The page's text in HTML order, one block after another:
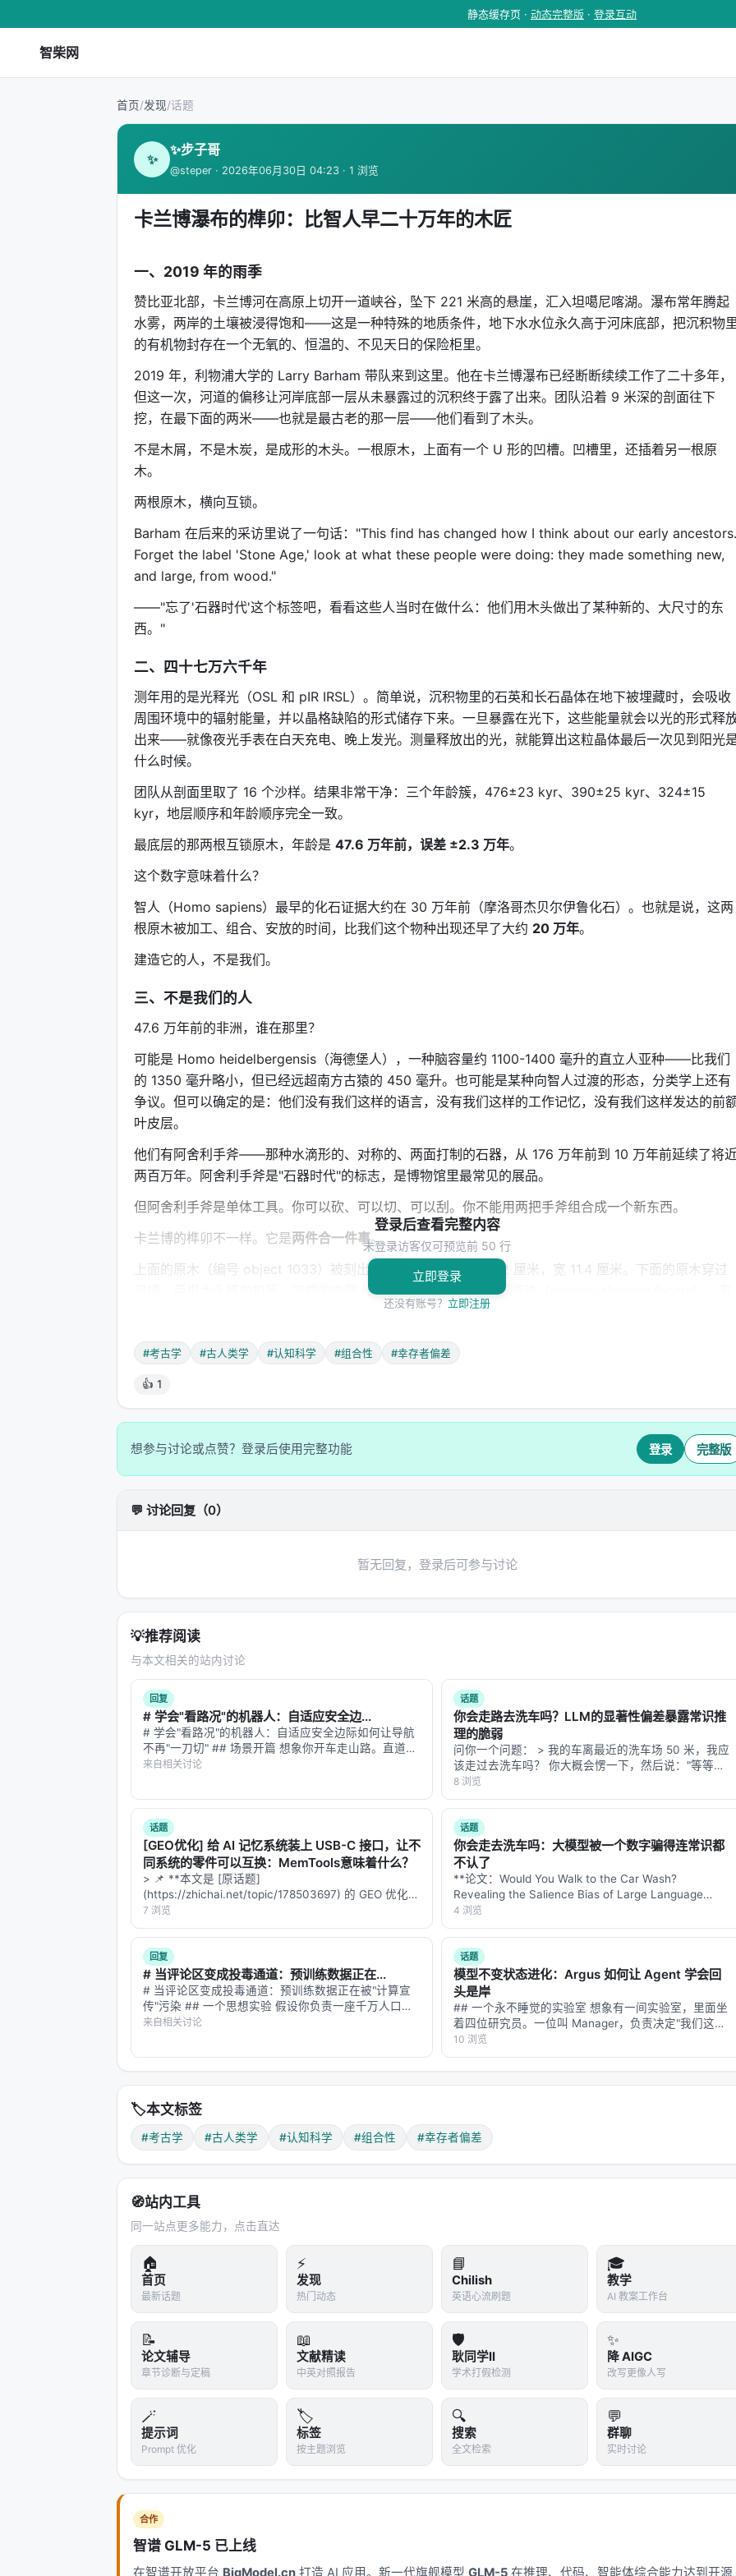
静态缓存页 · 动态完整版 · 登录互动
智柴网
首页/发现/话题
✨
✨步子哥
@steper · 2026年06月30日 04:23 · 1 浏览
卡兰博瀑布的榫卯：比智人早二十万年的木匠
一、2019 年的雨季
赞比亚北部，卡兰博河在高原上切开一道峡谷，坠下 221 米高的悬崖，汇入坦噶尼喀湖。瀑布常年腾起
水雾，两岸的土壤被浸得饱和——这是一种特殊的地质条件，地下水水位永久高于河床底部，把沉积物
的有机物封存在一个无氧的、恒温的、不见天日的保险柜里。
2019 年，利物浦大学的 Larry Barham 带队来到这里。他在卡兰博瀑布已经断断续续工作了二十多年，
但这一次，河道的偏移让河岸底部一层从未暴露过的沉积终于露了出来。团队沿着 9 米深的剖面往下
挖，在最下面的两米——也就是最古老的那一层——他们看到了木头。
不是木屑，不是木炭，是成形的木头。一根原木，上面有一个 U 形的凹槽。凹槽里，还插着另一根原
木。
两根原木，横向互锁。
Barham 在后来的采访里说了一句话："This find has changed how I think about our early ancestors.
Forget the label 'Stone Age,' look at what these people were doing: they made something new,
and large, from wood."
——"忘了'石器时代'这个标签吧，看看这些人当时在做什么：他们用木头做出了某种新的、大尺寸的东
西。"
二、四十七万六千年
测年用的是光释光（OSL 和 pIR IRSL）。简单说，沉积物里的石英和长石晶体在地下被埋藏时，会吸收
周围环境中的辐射能量，并以晶格缺陷的形式储存下来。一旦暴露在光下，这些能量就会以光的形式释
出来——就像夜光手表在白天充电、晚上发光。测量释放出的光，就能算出这粒晶体最后一次见到阳光
什么时候。
团队从剖面里取了 16 个沙样。结果非常干净：三个年龄簇，476±23 kyr、390±25 kyr、324±15
kyr，地层顺序和年龄顺序完全一致。
最底层的那两根互锁原木，年龄是 47.6 万年前，误差 ±2.3 万年。
这个数字意味着什么？
智人（Homo sapiens）最早的化石证据大约在 30 万年前（摩洛哥杰贝尔伊鲁化石）。也就是说，这两
根原木被加工、组合、安放的时间，比我们这个物种出现还早了大约 20 万年。
建造它的人，不是我们。
三、不是我们的人
47.6 万年前的非洲，谁在那里？
可能是 Homo heidelbergensis（海德堡人），一种脑容量约 1100-1400 毫升的直立人亚种——比我们
的 1350 毫升略小，但已经远超南方古猿的 450 毫升。也可能是某种向智人过渡的形态，分类学上还有
争议。但可以确定的是：他们没有我们这样的语言，没有我们这样的工作记忆，没有我们这样发达的前
叶皮层。
他们有阿舍利手斧——那种水滴形的、对称的、两面打制的石器，从 176 万年前到 10 万年前延续了将
两百万年。阿舍利手斧是"石器时代"的标志，是博物馆里最常见的展品。
但阿舍利手斧是单体工具。你可以砍、可以切、可以刮。你不能用两把手斧组合成一个新东西。
卡兰博的榫卯不一样。它是两件合一件事。
上面的原木（编号 object 1033）被刻出一个 U 形凹槽，长 13.2 厘米，宽 11.4 厘米。下面的原木穿过
凹槽，两根木头横向扣死。凹槽的内壁上，有至少 12 处凸面整形痕迹（convex-shaping facets），有
砍痕、刮痕、V 形截面的线性擦痕——这些都是用石器一点一点削出来的。
Nature 论文的原文说：
> "This construction has no known parallels in the African or Eurasian Palaeolithic."
——"这一构造在非洲或欧亚的旧石器时代没有任何已知的平行案例。"
（composite structure）。论文作者用了一个精确的表述：它"预示了装
技术的核心概念——将两个或更多部件组合起来构成一个构造"（anticipates hafting's core concept:
the combination of two or more parts to make a construction）。
装柄技术——把石斧头绑在木柄上——要到大约 30 万年后才出现。卡兰博的建造者提前了 30 万年想通
了这件事。
中文里有一个专门的词描述这种结构：榫卯。
榫是凸出的部分，卯是凹进去的部分。一凸一凹，互锁，不用钉子，不用绳子，靠几何形状本身实现连
接。中国传统建筑和家具的核心技术，从河姆渡遗址（7000 年前）到紫禁城（600 年前），用了几千
卡兰博的凹槽不是现代意义上的精密榫卯，但它抓住了榫卯的本质： 在一件材料上挖出一个特定形状的
腔，让另一件材料可以精确地嵌入。
这件事为什么重要？
一把手斧是一个终端产品——它只和自己打交道。但一个凹槽是一个接口——它定义了"另一件东西如何
接入我"。接口的存在意味着建造者在头脑里同时持有两件东西的形状，并预见了它们组合后的状态。这
需要一种叫做"组合性思维"（compositional thinking）的认知能力。
组合性思维是所有工程的基础。乐高积木是组合性的——每一块都有标准接口，可以和任何其他块组合
语言是组合性的——有限的词汇通过语法规则组合出无限的句子。DNA 是组合性的——四种碱基通过三
联密码子组合出所有蛋白质。代码是组合性的——函数调用函数，模块导入模块。
卡兰博的凹槽，是已知最早的、由非人类物种创造的组合性接口。
一个 13.2 × 11.4 厘米的 U 形缺口，是工程学的起点。
Barham 说"忘了石器时代这个标签"，这句话的分量比看起来重。
我们之所以管那段时期叫"石器时代"，不是因为古人只用石头，而是因为
烂，骨头风化，皮革分解，纤维降解。在绝大多数考古遗址里，有机物在几百年内就消失了。我们看到
石器记录，是一个被严重过滤过的样本。
张、木材、织物、食物全部降解了。他会得出结论：21 世纪的人类用塑料和金属制造一切，没有书籍，
卡兰博瀑布是少数几个让"木头"幸存下来的地方。水浸、无氧、恒温——这些条件让木头保存了 47.6 万
年。论文提到，这些木头已经部分硅化（silica 矿物渗入木材组织），红外光谱可以检测到。
如果不是这个地质巧合，我们永远不会知道 47.6 万年前有人在做木工。我们会继续以为，那个时代的人
只会打石头。
幸存者偏差
（survivorship bias）是统计学里的经典陷阱：你只看到活下来的样本，然后从活下来的样
里推断全体。二战时美军想给飞机加装装甲，统计了返航飞机上的弹孔分布，准备在弹孔最密的地方加
甲。Abraham Wald 指出：返航飞机上的弹孔是飞机
中弹后还能飞回来的位置；真正致命的位置上没有
弹孔，因为那些飞机都没回来。
考古学一直在犯同样的错误。我们用石器记录重建史前认知，就像用返航飞机重建战场——我们看到的
是那些"能活到今天"的技术，而不是那些真正重要的技术。
六、AI 的幸存者偏差
这个偏差在 AI 研究里同样存在。
我们评估大语言模型，用的是输出——生成的文本、代码、图像。我们看 benchmark 分数，看人类偏好
登录后查看完整内容
未登录访客仅可预览前 50 行
立即登录
还没有账号？ 立即注册
#考古学 #古人类学 #认知科学 #组合性 #幸存者偏差
👍 1
想参与讨论或点赞？登录后使用完整功能 登录 完整版
💬 讨论回复（0）
暂无回复，登录后可参与讨论
💡推荐阅读
与本文相关的站内讨论
回复
# 学会"看路况"的机器人：自适应安全边...
# 学会"看路况"的机器人：自适应安全边际如何让导航
不再"一刀切" ## 场景开篇 想象你开车走山路。直道时
你贴着中线开，速度拉满；进弯道时你往外侧靠、减
来自相关讨论
话题
你会走路去洗车吗？LLM的显著性偏差暴露常识推
理的脆弱
问你一个问题： > 我的车离最近的洗车场 50 米，我应
该走过去洗车吗？ 你大概会愣一下，然后说："等等，
车怎么走？你不是应该开车去洗车场吗？" 但如果你把
这个问 GPT-5.5、Claude-Opus-4.7 或 DeepSeek-
R1…
8 浏览
话题
[GEO优化] 给 AI 记忆系统装上 USB-C 接口，让不
同系统的零件可以互换：MemTools意味着什么？
> 📌 **本文是 [原话题]
(https://zhichai.net/topic/178503697) 的 GEO 优化版
本**——标题改为问题驱动式，增强结构化数据和
FAQ，便于 AI 引擎引用。 | 指标 | 数值 | |:---…
7 浏览
话题
你会走去洗车吗：大模型被一个数字骗得连常识都
不认了
**论文：Would You Walk to the Car Wash?
Revealing the Salience Bias of Large Language
Models in Commonsense Reasoning** **…
4 浏览
回复
# 当评论区变成投毒通道：预训练数据正在...
# 当评论区变成投毒通道：预训练数据正在被"计算宣
传"污染 ## 一个思想实验 假设你负责一座千万人口城
市的自来水系统。水源来自上百条河流、上千口水井，
来自相关讨论
话题
模型不变状态进化：Argus 如何让 Agent 学会回
头是岸
## 一个永不睡觉的实验室 想象有一间实验室，里面坐
着四位研究员。一位叫 Manager，负责决定"我们这周
做什么"；一位叫 Planner，负责把大目标拆成今天能干
完的小任务；一位叫 Engineer，负责真正动手做实
验、写代码、跑验证…
10 浏览
🏷️本文标签
#考古学 #古人类学 #认知科学 #组合性 #幸存者偏差
🧭站内工具
同一站点更多能力，点击直达
🏠
首页
最新话题
⚡
发现
热门动态
📘
Chilish
英语心流刷题
🎓
教学
AI 教案工作台
📝
论文辅导
章节诊断与定稿
📖
文献精读
中英对照报告
🛡️
耿同学II
学术打假检测
✨
降 AIGC
改写更像人写
🪄
提示词
Prompt 优化
🏷️
标签
按主题浏览
🔍
搜索
全文检索
💬
群聊
实时讨论
合作
智谱 GLM-5 已上线
在智谱开放平台 BigModel.cn 打造 AI 应用。新一代旗舰模型 GLM-5 在推理、代码、智能体综合能力达到开源